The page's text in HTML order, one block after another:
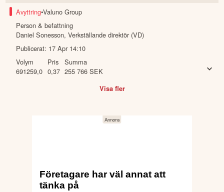
Avyttring•Valuno Group
Person & befattning
Daniel Sonesson,Verkställande direktör (VD)
Publicerat: 17 Apr 14:10
Volym
691259,0
Pris
0,37
Summa
255 766 SEK
Visa fler